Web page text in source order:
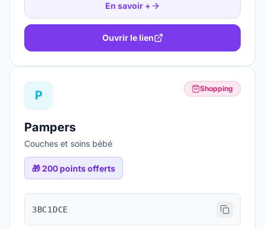
En savoir +
Ouvrir le lien
P Shopping
Pampers
Couches et soins bébé
🎁200 points offerts
3BC1DCE